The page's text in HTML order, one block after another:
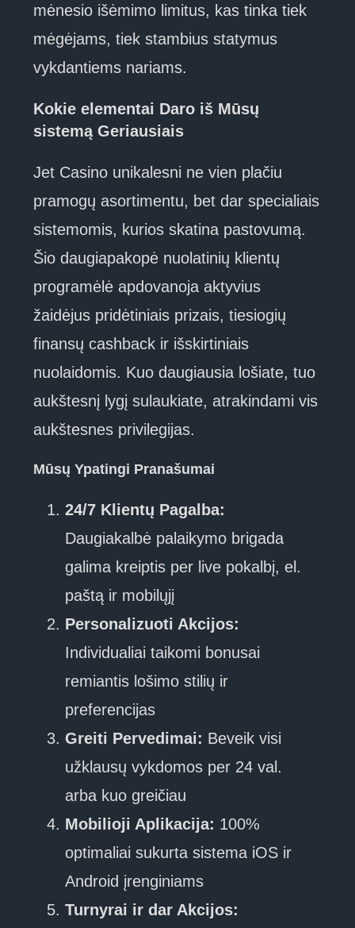
mėnesio išėmimo limitus, kas tinka tiek
mėgėjams, tiek stambius statymus
vykdantiems nariams.
Kokie elementai Daro iš Mūsų
sistemą Geriausiais
Jet Casino unikalesni ne vien plačiu
pramogų asortimentu, bet dar specialiais
sistemomis, kurios skatina pastovumą.
Šio daugiapakopė nuolatinių klientų
programėlė apdovanoja aktyvius
žaidėjus pridėtiniais prizais, tiesiogių
finansų cashback ir išskirtiniais
nuolaidomis. Kuo daugiausia lošiate, tuo
aukštesnį lygį sulaukiate, atrakindami vis
aukštesnes privilegijas.
Mūsų Ypatingi Pranašumai
24/7 Klientų Pagalba:
Daugiakalbė palaikymo brigada
galima kreiptis per live pokalbį, el.
paštą ir mobilųjį
Personalizuoti Akcijos:
Individualiai taikomi bonusai
remiantis lošimo stilių ir
preferencijas
Greiti Pervedimai: Beveik visi
užklausų vykdomos per 24 val.
arba kuo greičiau
Mobilioji Aplikacija: 100%
optimaliai sukurta sistema iOS ir
Android įrenginiams
Turnyrai ir dar Akcijos: